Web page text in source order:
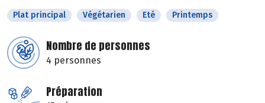
Plat principal Végétarien Eté Printemps
Nombre de personnes
4 personnes
Préparation